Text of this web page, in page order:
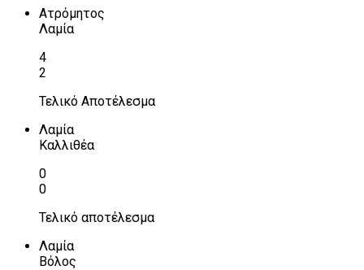
Ατρόμητος
Λαμία
4
2
Τελικό Αποτέλεσμα
Λαμία
Καλλιθέα
0
0
Τελικό αποτέλεσμα
Λαμία
Βόλος